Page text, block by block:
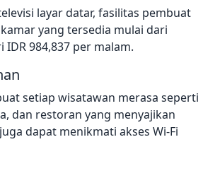
layar datar, fasilitas pembuat
yang tersedia mulai dari
984,837 per malam.
setiap wisatawan merasa seperti
dan restoran yang menyajikan
dapat menikmati akses Wi-Fi